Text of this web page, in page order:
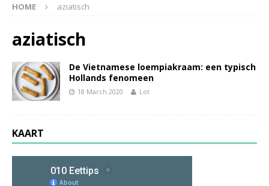
HOME aziatisch
aziatisch
De Vietnamese loempiakraam: een typisch
Hollands fenomeen
18 March 2020 Lot
KAART